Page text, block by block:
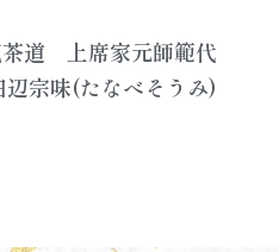
茶道 上席家元師範代
宗味(たなべそうみ)